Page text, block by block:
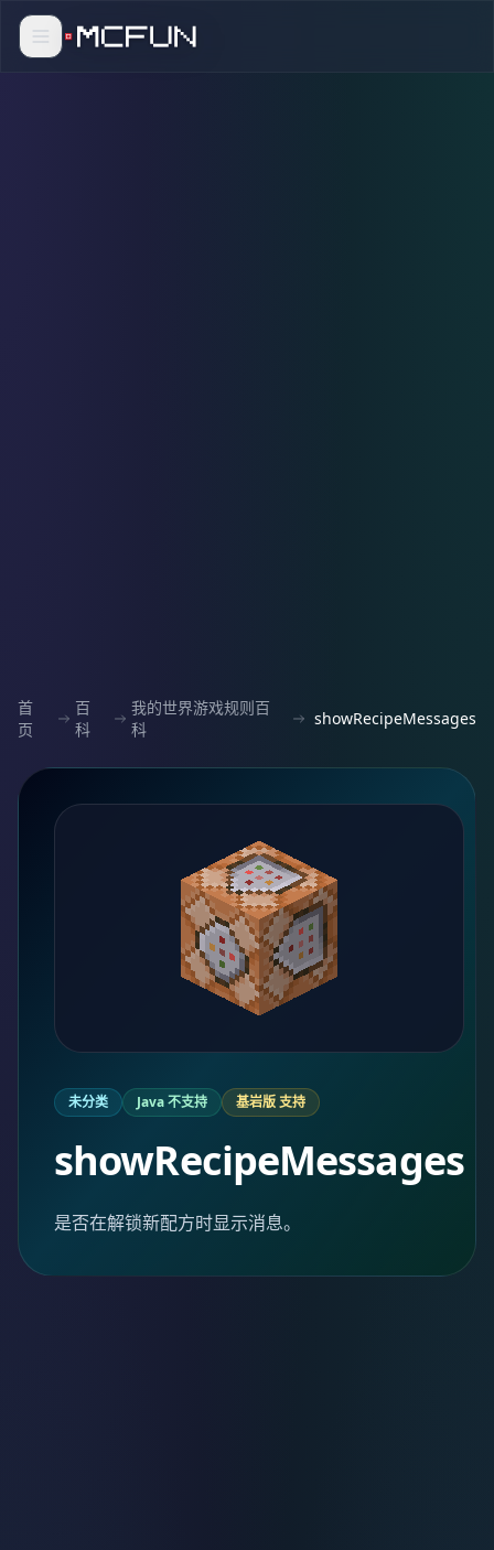
首
页
百
科
我的世界游戏规则百
科
showRecipeMessages
未分类 Java 不支持 基岩版 支持
showRecipeMessages
是否在解锁新配方时显示消息。